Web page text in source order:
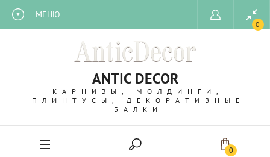
МЕНЮ
0
ANTIC DECOR
КАРНИЗЫ, МОЛДИНГИ,
ПЛИНТУСЫ, ДЕКОРАТИВНЫЕ
БАЛКИ
0